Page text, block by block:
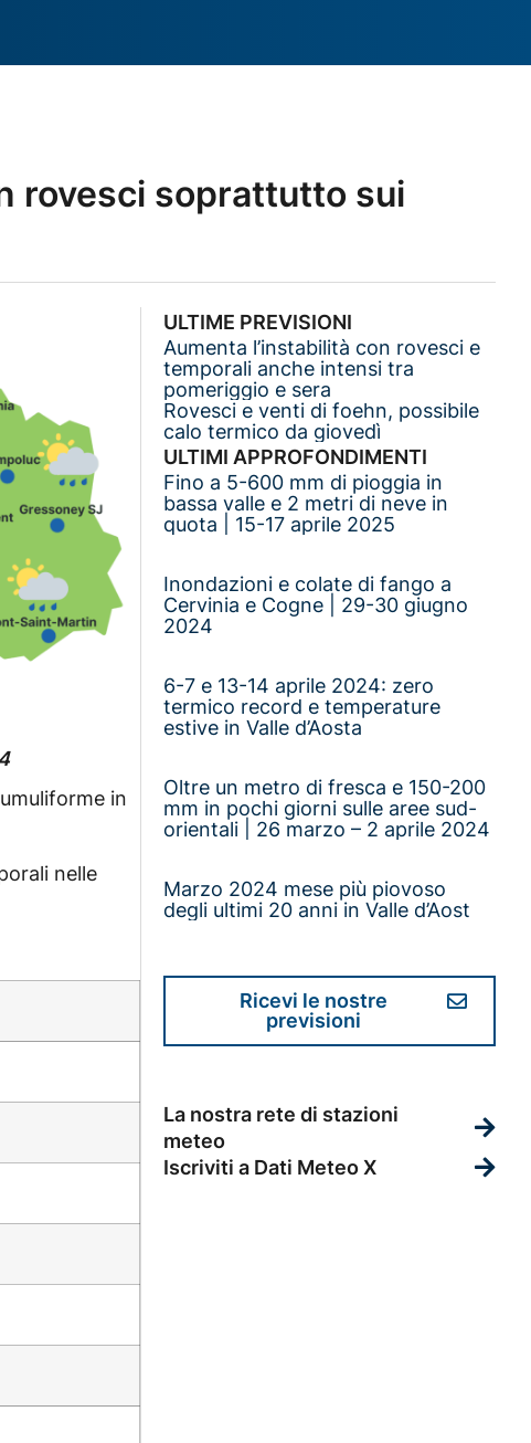
rovesci soprattutto sui
in
nelle
ULTIME PREVISIONI
Aumenta l’instabilità con rovesci e
temporali anche intensi tra
pomeriggio e sera
Rovesci e venti di foehn, possibile
calo termico da giovedì
ULTIMI APPROFONDIMENTI
Fino a 5-600 mm di pioggia in
bassa valle e 2 metri di neve in
quota | 15-17 aprile 2025
Inondazioni e colate di fango a
Cervinia e Cogne | 29-30 giugno
2024
6-7 e 13-14 aprile 2024: zero
termico record e temperature
estive in Valle d’Aosta
Oltre un metro di fresca e 150-200
mm in pochi giorni sulle aree sud-
orientali | 26 marzo – 2 aprile 2024
Marzo 2024 mese più piovoso
degli ultimi 20 anni in Valle d’Aost
Ricevi le nostre
previsioni
La nostra rete di stazioni
meteo
Iscriviti a Dati Meteo X